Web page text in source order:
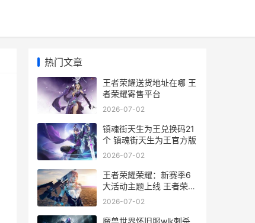
热门文章
王者荣耀送货地址在哪 王
者荣耀寄售平台
2026-07-02
镇魂街天生为王兑换码21
个 镇魂街天生为王官方版
2026-07-02
王者荣耀荣耀：新赛季6
大活动主题上线 王者荣耀
荣耀称号
2026-07-02
魔兽世界怀旧服wlk刺杀